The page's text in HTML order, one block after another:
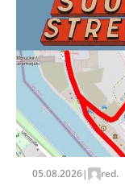
Zapamiętaj
pisania
05.08.2026| red.